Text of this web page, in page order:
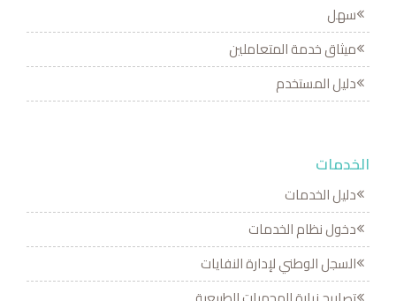
سهل
ميثاق خدمة المتعاملين
دليل المستخدم
الخدمات
دليل الخدمات
دخول نظام الخدمات
السجل الوطني لإدارة النفايات